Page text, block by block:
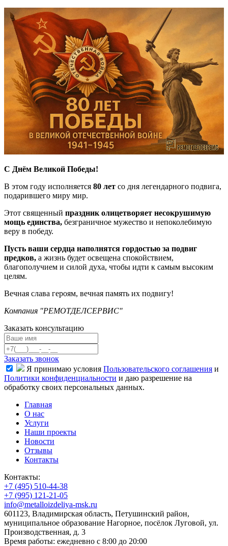
С Днём Великой Победы!
В этом году исполняется 80 лет со дня легендарного подвига,
подарившего миру мир.
Этот священный праздник олицетворяет несокрушимую
мощь единства, безграничное мужество и непоколебимую
веру в победу.
Пусть ваши сердца наполнятся гордостью за подвиг
предков, а жизнь будет освещена спокойствием,
благополучием и силой духа, чтобы идти к самым высоким
целям.
Вечная слава героям, вечная память их подвигу!
Компания "РЕМОТДЕЛСЕРВИС"
Заказать консультацию
Заказать звонок
Я принимаю условия Пользовательского соглашения и
Политики конфиденциальности и даю разрешение на
обработку своих персональных данных.
Главная
О нас
Услуги
Наши проекты
Новости
Отзывы
Контакты
Контакты:
+7 (495) 510-44-38
+7 (995) 121-21-05
info@metalloizdeliya-msk.ru
601123, Владимирская область, Петушинский район,
муниципальное образование Нагорное, посёлок Луговой, ул.
Производственная, д. 3
Время работы: ежедневно с 8:00 до 20:00